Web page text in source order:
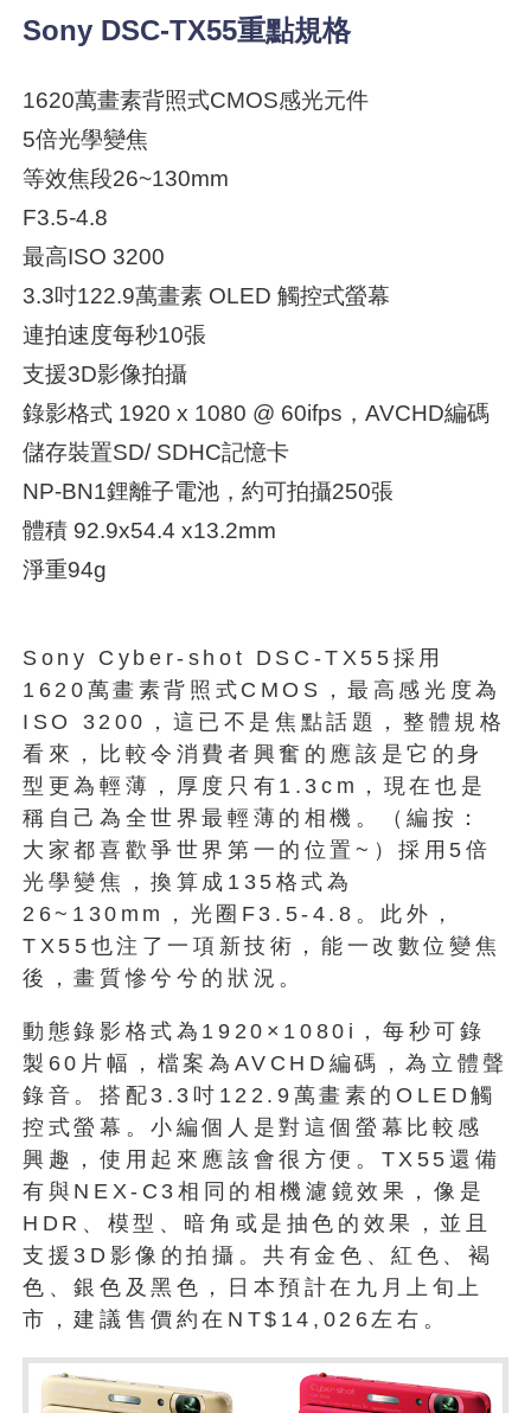
Sony DSC-TX55重點規格
1620萬畫素背照式CMOS感光元件
5倍光學變焦
等效焦段26~130mm
F3.5-4.8
最高ISO 3200
3.3吋122.9萬畫素 OLED 觸控式螢幕
連拍速度每秒10張
支援3D影像拍攝
錄影格式 1920 x 1080 @ 60ifps，AVCHD編碼
儲存裝置SD/ SDHC記憶卡
NP-BN1鋰離子電池，約可拍攝250張
體積 92.9x54.4 x13.2mm
淨重94g
Sony Cyber-shot DSC-TX55採用
1620萬畫素背照式CMOS，最高感光度為
ISO 3200，這已不是焦點話題，整體規格
看來，比較令消費者興奮的應該是它的身
型更為輕薄，厚度只有1.3cm，現在也是
稱自己為全世界最輕薄的相機。（編按：
大家都喜歡爭世界第一的位置~）採用5倍
光學變焦，換算成135格式為
26~130mm，光圈F3.5-4.8。此外，
TX55也注了一項新技術，能一改數位變焦
後，畫質慘兮兮的狀況。
動態錄影格式為1920×1080i，每秒可錄
製60片幅，檔案為AVCHD編碼，為立體聲
錄音。搭配3.3吋122.9萬畫素的OLED觸
控式螢幕。小編個人是對這個螢幕比較感
興趣，使用起來應該會很方便。TX55還備
有與NEX-C3相同的相機濾鏡效果，像是
HDR、模型、暗角或是抽色的效果，並且
支援3D影像的拍攝。共有金色、紅色、褐
色、銀色及黑色，日本預計在九月上旬上
市，建議售價約在NT$14,026左右。